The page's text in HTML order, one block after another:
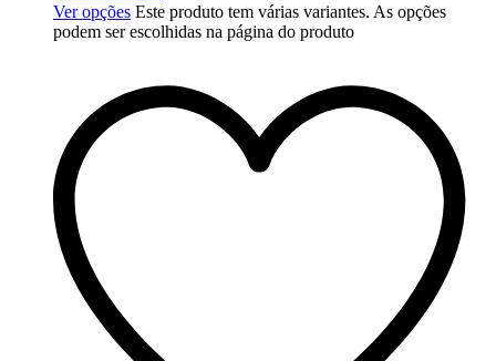
Ver opções Este produto tem várias variantes. As opções
podem ser escolhidas na página do produto